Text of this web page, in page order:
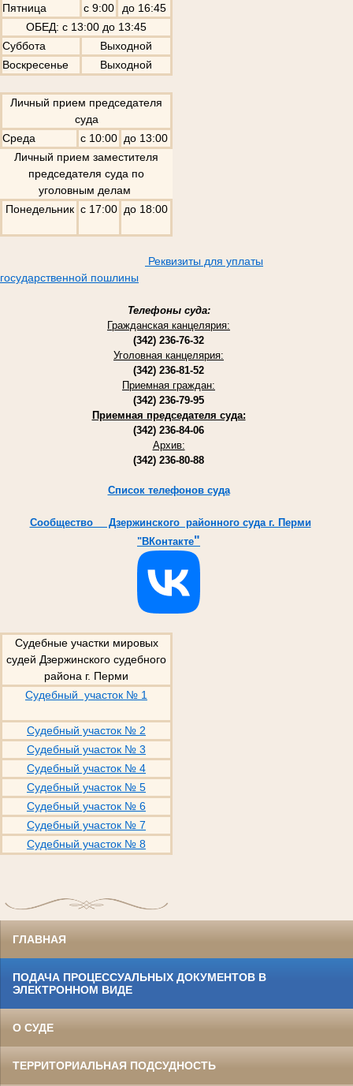
Пятница с 9:00
до 16:45
ОБЕД: с 13:00 до 13:45
Суббота
Выходной
Воскресенье
Выходной
Личный прием председателя
суда
Среда
с 10:00 до 13:00
Личный прием заместителя
председателя суда по
уголовным делам
Понедельник с 17:00 до 18:00
Реквизиты для уплаты
государственной пошлины
Телефоны суда:
Гражданская канцелярия:
(342) 236-76-32
Уголовная канцелярия:
(342) 236-81-52
Приемная граждан:
(342) 236-79-95
Приемная председателя суда:
(342) 236-84-06
Архив:
(342) 236-80-88
Список телефонов суда
Cообщество Дзержинского районного суда г. Перми
"ВКонтакте"
Судебные участки мировых
судей Дзержинского судебного
района г. Перми
Судебный участок № 1
Судебный участок № 2
Судебный участок № 3
Судебный участок № 4
Судебный участок № 5
Судебный участок № 6
Судебный участок № 7
Судебный участок № 8
ГЛАВНАЯ
ПОДАЧА ПРОЦЕССУАЛЬНЫХ ДОКУМЕНТОВ В
ЭЛЕКТРОННОМ ВИДЕ
О СУДЕ
ТЕРРИТОРИАЛЬНАЯ ПОДСУДНОСТЬ